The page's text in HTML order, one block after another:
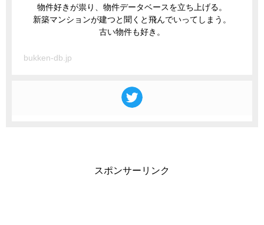
物件好きが祟り、物件データベースを立ち上げる。
新築マンションが建つと聞くと飛んでいってしまう。
古い物件も好き。
bukken-db.jp
スポンサーリンク